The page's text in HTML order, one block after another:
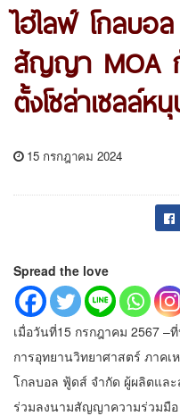
ไฮไลฟ์ โกลบ
สัญญา MOA
ตั้งโซล่าเซลล์ห
15 กรกฎาคม 2024
Spread the love
เมื่อวันที่15 กรกฎาคม 2567 –
การอุทยานวิทยาศาสตร์ ภาค
โกลบอล ฟู้ดส์ จำกัด ผู้ผลิตแล
ร่วมลงนามสัญญาความร่วมมือ